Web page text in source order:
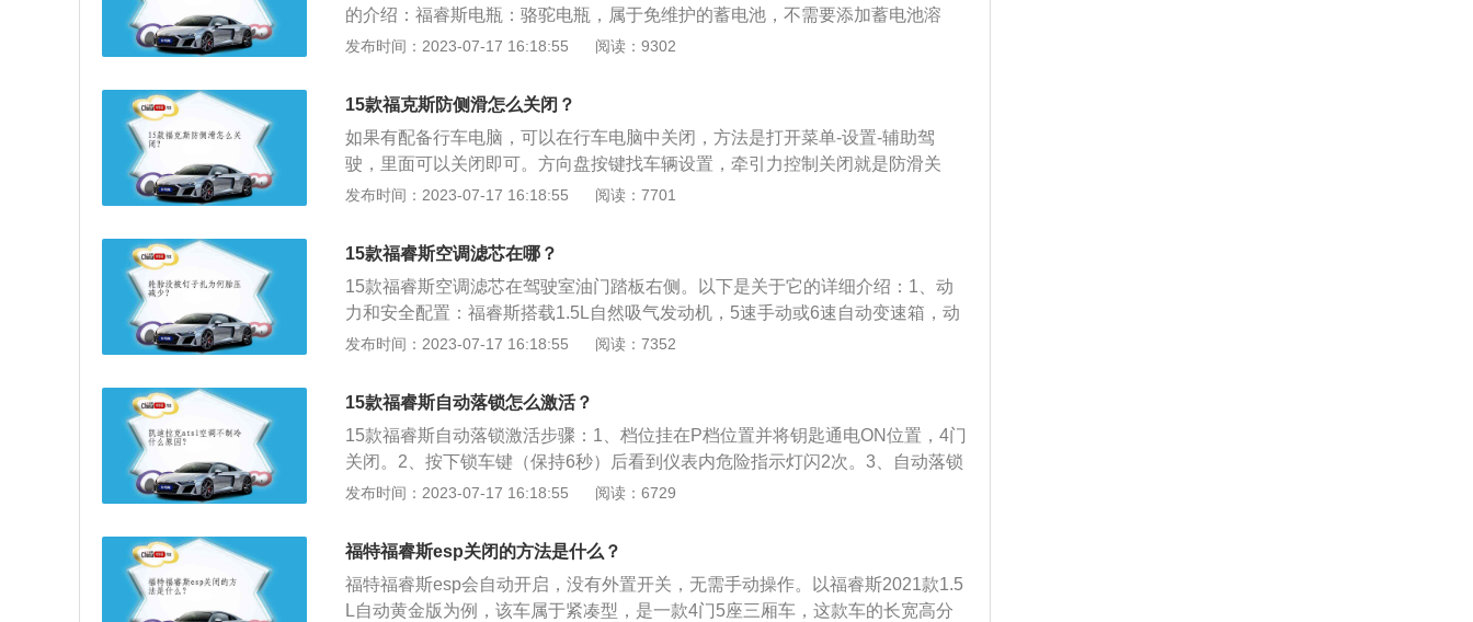
的介绍：福睿斯电瓶：骆驼电瓶，属于免维护的蓄电池，不需要添加蓄电池溶
液；电瓶的顶部有一个观察口，定期查看观察口以了解蓄电池状态；绿色是蓄电
养：福特福睿斯电瓶从使用和保养的角度来说，无论车上装的是免维护蓄电池还
是普通蓄电池，正常使用寿命都在2-3年左右；蓄电池的检查主要看两个数据，第
一个是电压，第二个是启动电流。而且进行检查最好是在冷车状态下进行，如果
电压低于12V说明电池即将需要更换。
发布时间：2023-07-17 16:18:55 阅读：9302
15款福克斯防侧滑怎么关闭？
如果有配备行车电脑，可以在行车电脑中关闭，方法是打开菜单-设置-辅助驾
驶，里面可以关闭即可。方向盘按键找车辆设置，牵引力控制关闭就是防滑关
闭。有的配置是在中控设置里，最低配没有防滑开关。更多相关资料如下：1.简
从各传感器传来的车辆行驶状态信息进行分析，然后向ABS、ASR发出指令，帮
助车辆维持动态平衡。当遇到冰雪路面时开始启动。急转弯车速过快时还有就是
刚下雨的时候路面比较湿滑就开始起作用。2.开关：福特新福克斯的电子稳定控
制系统会在每次打开点火开关时，该系统都会自动开启。关闭电子稳定控制系
统：行车电脑界面点右向箭头，可以看到有个设置界面，点下OK按键，看到里面
闭即可。
发布时间：2023-07-17 16:18:55 阅读：7701
15款福睿斯空调滤芯在哪？
15款福睿斯空调滤芯在驾驶室油门踏板右侧。以下是关于它的详细介绍：1、动
力和安全配置：福睿斯搭载1.5L自然吸气发动机，5速手动或6速自动变速箱，动
力充沛；同时提供了同级领先的六安全气囊保护系统，包括前排正面气囊、前排
斯外高雅方，让车身看上去更加协调，一条优雅的镀铬饰条横贯车辆的尾部，贯
穿尾灯，并打造出一个更具立体雕塑感的肩部和更宽大的车身形象。
发布时间：2023-07-17 16:18:55 阅读：7352
15款福睿斯自动落锁怎么激活？
15款福睿斯自动落锁激活步骤：1、档位挂在P档位置并将钥匙通电ON位置，4门
关闭。2、按下锁车键（保持6秒）后看到仪表内危险指示灯闪2次。3、自动落锁
激活操作完成。以下是自动落锁的拓展资料：1、自动落锁的优点：自动落锁功
起到一定的安全防范作用。2、行车自动落锁也叫速度感应自动落锁，是一款电
子装置，就是当车速达到电脑设定的那个速度，门上的锁止按钮会自动按下，防
止不慎误开车门。
发布时间：2023-07-17 16:18:55 阅读：6729
福特福睿斯esp关闭的方法是什么？
福特福睿斯esp会自动开启，没有外置开关，无需手动操作。以福睿斯2021款1.5
L自动黄金版为例，该车属于紧凑型，是一款4门5座三厢车，这款车的长宽高分